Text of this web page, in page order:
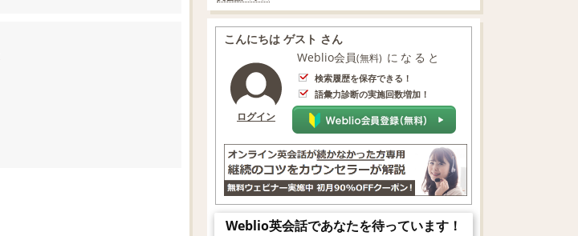
こんにちは ゲスト さん
ログイン
Weblio会員(無料) になると
検索履歴を保存できる！
語彙力診断の実施回数増加！
Weblio英会話であなたを待っています！